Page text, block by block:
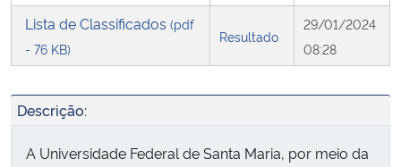
Lista de Classificados (pdf
- 76 KB)
Resultado
29/01/2024
08:28
Descrição:
A Universidade Federal de Santa Maria, por meio da